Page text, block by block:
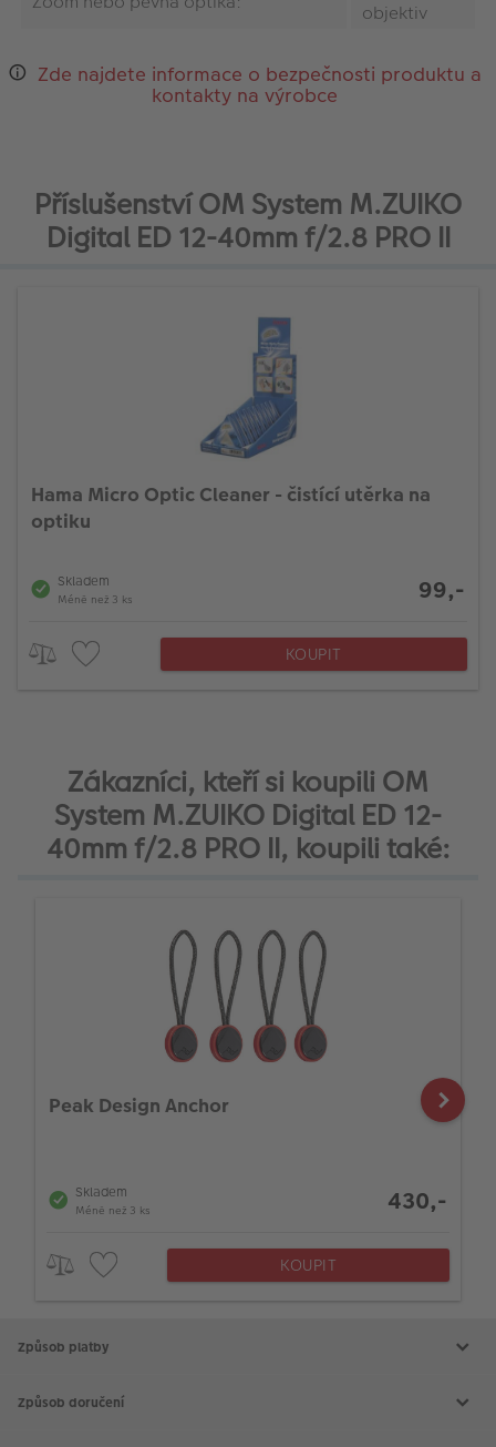
objektiv
Zde najdete informace o bezpečnosti produktu a
kontakty na výrobce
Příslušenství OM System M.ZUIKO
Digital ED 12-40mm f/2.8 PRO II
Hama Micro Optic Cleaner - čistící utěrka na
optiku
Skladem
Méně než 3 ks 99,-
KOUPIT
Zákazníci, kteří si koupili OM
System M.ZUIKO Digital ED 12-
40mm f/2.8 PRO II, koupili také:
Peak Design Anchor
Skladem
Méně než 3 ks 430,-
KOUPIT
Způsob platby
Způsob doručení